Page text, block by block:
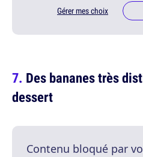
Gérer mes choix
Des bananes très
dessert
Contenu bloqué par